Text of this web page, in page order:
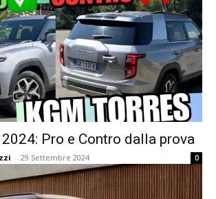
Pro e Contro dalla prova
- 29 Settembre 2024 0